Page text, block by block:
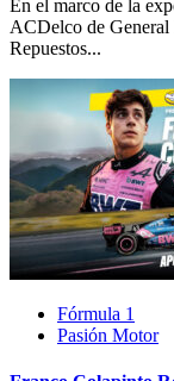
En el marco de la
ACDelco de
Repuestos...
Fórmula 1
Pasión Motor